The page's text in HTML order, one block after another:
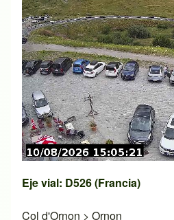
Eje vial: D526 (Francia)
Col d'Ornon > Ornon